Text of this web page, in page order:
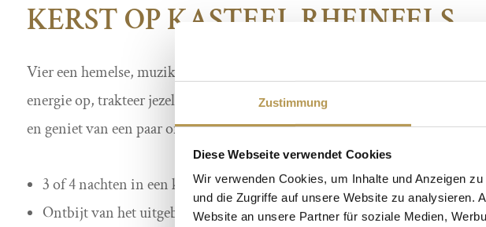
Zustimmung
Diese Webseite verwendet Cookies
Wir verwenden Cookies, um Inhalte und Anzeigen
und die Zugriffe auf unsere Website zu analysieren.
Website an unsere Partner für soziale Medien,
KERST OP KASTEEL RHEINFELS
Vier een hemelse, muzikale kerst met ons in Kasteel Rheinfels. Doe nieuwe
energie op, trakteer jezelf op een korte onderbreking van het dagelijks leven
en geniet van een paar ontspannende vakantiedagen in het Midden-
3 of 4 nachten in een kamercategorie naar keuze
Ontbijt van het uitgebreide buffet